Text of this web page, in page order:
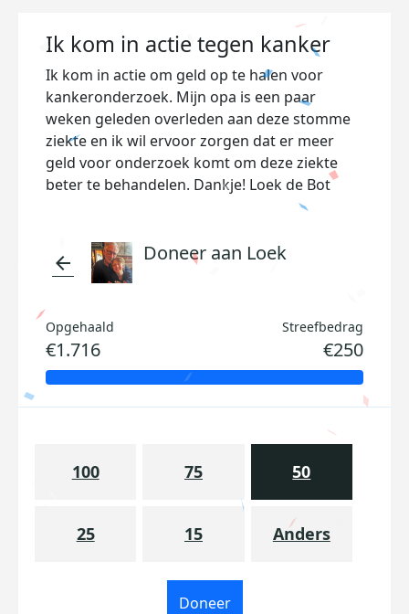
Ik kom in actie tegen kanker
Ik kom in actie om geld op te halen voor
kankeronderzoek. Mijn opa is een paar
weken geleden overleden aan deze stomme
ziekte en ik wil ervoor zorgen dat er meer
geld voor onderzoek komt om deze ziekte
beter te behandelen. Dankje! Loek de Bot
arrow_back Doneer aan Loek
Opgehaald
€1.716
Streefbedrag
€250
100 75 50
25 15 Anders
Doneer